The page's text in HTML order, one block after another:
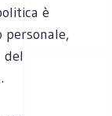
è
del